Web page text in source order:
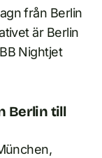
från Berlin
är Berlin
Nightjet
Berlin till